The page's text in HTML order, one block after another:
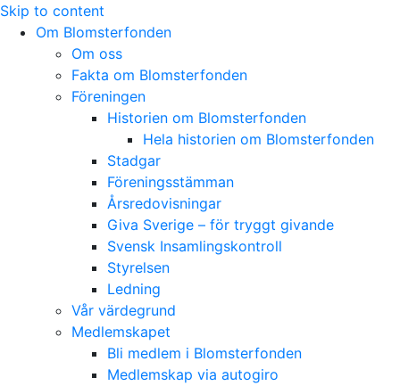
Skip to content
Om Blomsterfonden
Om oss
Fakta om Blomsterfonden
Föreningen
Historien om Blomsterfonden
Hela historien om Blomsterfonden
Stadgar
Föreningsstämman
Årsredovisningar
Giva Sverige – för tryggt givande
Svensk Insamlingskontroll
Styrelsen
Ledning
Vår värdegrund
Medlemskapet
Bli medlem i Blomsterfonden
Medlemskap via autogiro